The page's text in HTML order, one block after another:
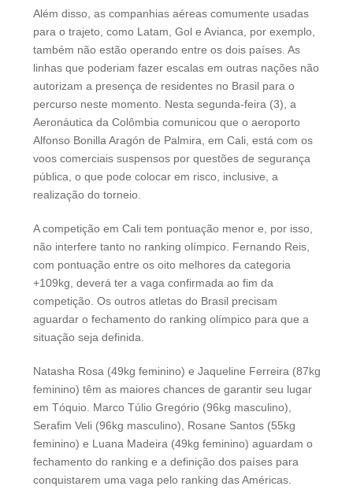
Além disso, as companhias aéreas comumente usadas
para o trajeto, como Latam, Gol e Avianca, por exemplo,
também não estão operando entre os dois países. As
linhas que poderiam fazer escalas em outras nações não
autorizam a presença de residentes no Brasil para o
percurso neste momento. Nesta segunda-feira (3), a
Aeronáutica da Colômbia comunicou que o aeroporto
Alfonso Bonilla Aragón de Palmira, em Cali, está com os
voos comerciais suspensos por questões de segurança
pública, o que pode colocar em risco, inclusive, a
realização do torneio.
A competição em Cali tem pontuação menor e, por isso,
não interfere tanto no ranking olímpico. Fernando Reis,
com pontuação entre os oito melhores da categoria
+109kg, deverá ter a vaga confirmada ao fim da
competição. Os outros atletas do Brasil precisam
aguardar o fechamento do ranking olímpico para que a
situação seja definida.
Natasha Rosa (49kg feminino) e Jaqueline Ferreira (87kg
feminino) têm as maiores chances de garantir seu lugar
em Tóquio. Marco Túlio Gregório (96kg masculino),
Serafim Veli (96kg masculino), Rosane Santos (55kg
feminino) e Luana Madeira (49kg feminino) aguardam o
fechamento do ranking e a definição dos países para
conquistarem uma vaga pelo ranking das Américas.